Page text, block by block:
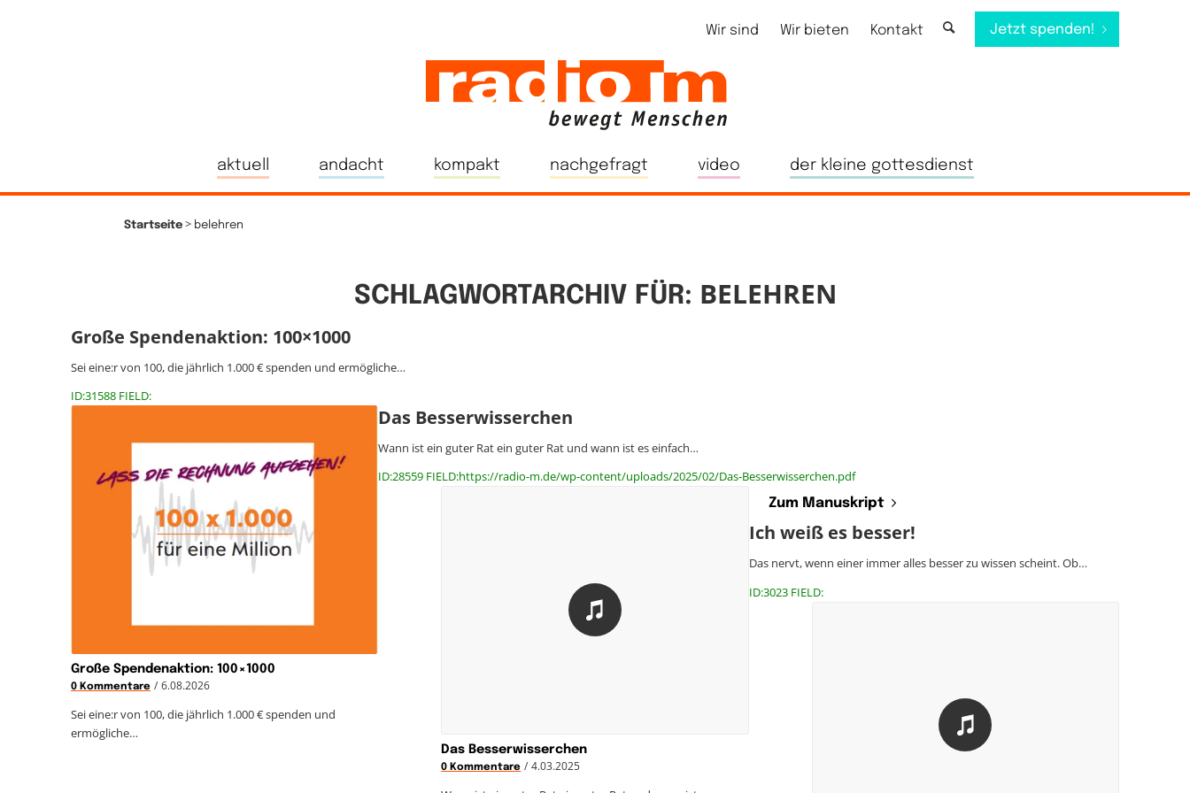
Wir sind Wir bieten Kontakt Jetzt spenden!
aktuell andacht kompakt nachgefragt video der kleine gottesdienst
Startseite > belehren
SCHLAGWORTARCHIV FÜR: BELEHREN
Große Spendenaktion: 100×1000
Sei eine:r von 100, die jährlich 1.000 € spenden und ermögliche…
ID:31588 FIELD:
Große Spendenaktion: 100×1000
0 Kommentare / 6.08.2026
Sei eine:r von 100, die jährlich 1.000 € spenden und
ermögliche…
Das Besserwisserchen
Wann ist ein guter Rat ein guter Rat und wann ist es einfach…
ID:28559 FIELD:https://radio-m.de/wp-content/uploads/2025/02/Das-Besserwisserchen.pdf
Zum Manuskript
Das Besserwisserchen
0 Kommentare / 4.03.2025
Ich weiß es besser!
Das nervt, wenn einer immer alles besser zu wissen scheint. Ob…
ID:3023 FIELD: